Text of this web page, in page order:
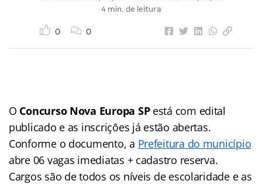
4 min. de leitura
0 0
O Concurso Nova Europa SPestá com edital
publicado e as inscrições já estão abertas.
Conforme o documento, a Prefeitura do município
abre 06 vagas imediatas + cadastro reserva.
Cargos são de todos os níveis de escolaridade e as